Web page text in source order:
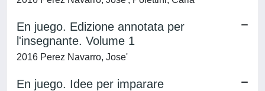
En juego. Edizione annotata per
l'insegnante. Volume 1
2016 Perez Navarro, Jose'
En juego. Idee per imparare